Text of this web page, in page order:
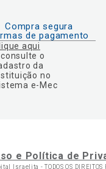
Compra segura
de pagamento
aqui
o
da
no
e-Mec
e Política de
Israelita -TODOS OS DIREITOS